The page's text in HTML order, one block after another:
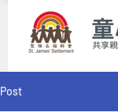
Post